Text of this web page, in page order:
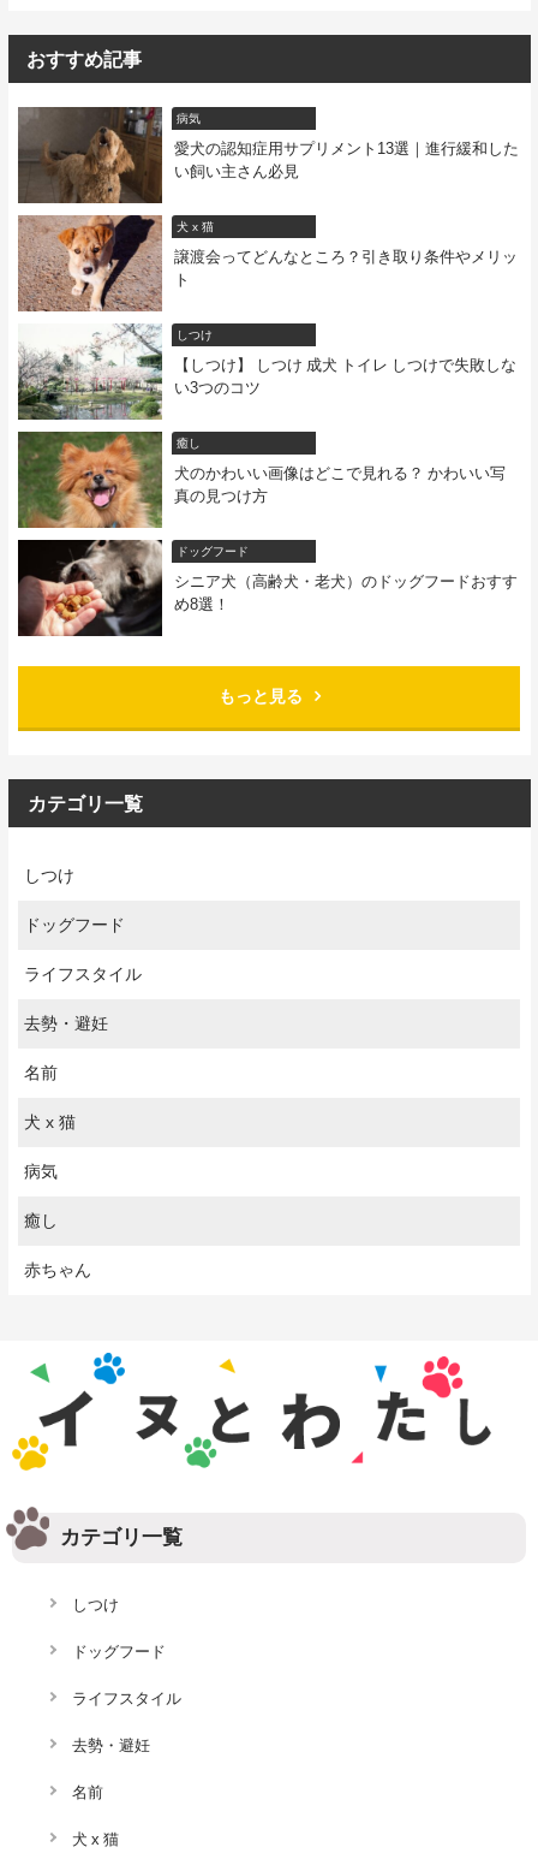
おすすめ記事
病気
愛犬の認知症用サプリメント13選｜進行緩和した
い飼い主さん必見
犬 x 猫
譲渡会ってどんなところ？引き取り条件やメリッ
ト
しつけ
【しつけ】 しつけ 成犬 トイレ しつけで失敗しな
い3つのコツ
癒し
犬のかわいい画像はどこで見れる？ かわいい写
真の見つけ方
ドッグフード
シニア犬（高齢犬・老犬）のドッグフードおすす
め8選！
もっと見る
カテゴリ一覧
しつけ
ドッグフード
ライフスタイル
去勢・避妊
名前
犬 x 猫
病気
癒し
赤ちゃん
カテゴリ一覧
しつけ
ドッグフード
ライフスタイル
去勢・避妊
名前
犬 x 猫